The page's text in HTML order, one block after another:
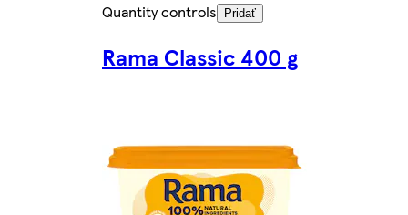
Quantity controls
Pridať
Rama Classic 400 g